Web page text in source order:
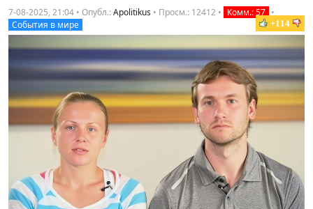
7-08-2025, 21:04 • Опубл.:Apolitikus • Просм.: 12412 • Комм.: 57 •
События в мире
+114